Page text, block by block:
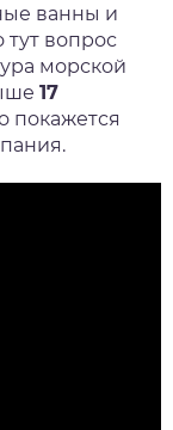
ванны и
тут вопрос
морской
17
покажется